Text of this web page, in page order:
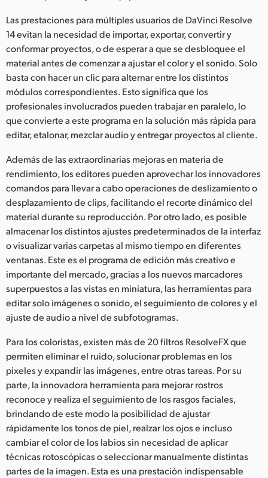
Las prestaciones para múltiples usuarios de DaVinci Resolve
14 evitan la necesidad de importar, exportar, convertir y
conformar proyectos, o de esperar a que se desbloquee el
material antes de comenzar a ajustar el color y el sonido. Solo
basta con hacer un clic para alternar entre los distintos
módulos correspondientes. Esto significa que los
profesionales involucrados pueden trabajar en paralelo, lo
que convierte a este programa en la solución más rápida para
editar, etalonar, mezclar audio y entregar proyectos al cliente.
Además de las extraordinarias mejoras en materia de
rendimiento, los editores pueden aprovechar los innovadores
comandos para llevar a cabo operaciones de deslizamiento o
desplazamiento de clips, facilitando el recorte dinámico del
material durante su reproducción. Por otro lado, es posible
almacenar los distintos ajustes predeterminados de la interfaz
o visualizar varias carpetas al mismo tiempo en diferentes
ventanas. Este es el programa de edición más creativo e
importante del mercado, gracias a los nuevos marcadores
superpuestos a las vistas en miniatura, las herramientas para
editar solo imágenes o sonido, el seguimiento de colores y el
ajuste de audio a nivel de subfotogramas.
Para los coloristas, existen más de 20 filtros ResolveFX que
permiten eliminar el ruido, solucionar problemas en los
pixeles y expandir las imágenes, entre otras tareas. Por su
parte, la innovadora herramienta para mejorar rostros
reconoce y realiza el seguimiento de los rasgos faciales,
brindando de este modo la posibilidad de ajustar
rápidamente los tonos de piel, realzar los ojos e incluso
cambiar el color de los labios sin necesidad de aplicar
técnicas rotoscópicas o seleccionar manualmente distintas
partes de la imagen. Esta es una prestación indispensable